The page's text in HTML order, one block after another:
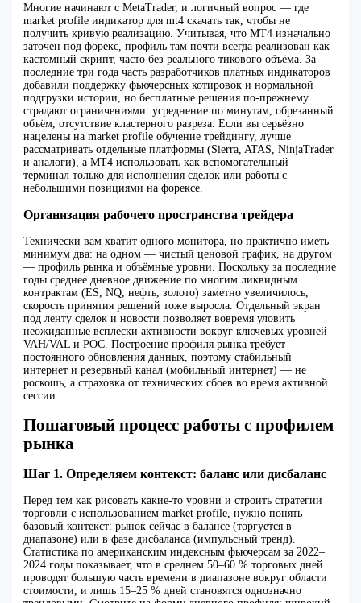
Многие начинают с MetaTrader, и логичный вопрос — где
market profile индикатор для mt4 скачать так, чтобы не
получить кривую реализацию. Учитывая, что MT4 изначально
заточен под форекс, профиль там почти всегда реализован как
кастомный скрипт, часто без реального тикового объёма. За
последние три года часть разработчиков платных индикаторов
добавили поддержку фьючерсных котировок и нормальной
подгрузки истории, но бесплатные решения по‑прежнему
страдают ограничениями: усреднение по минутам, обрезанный
объём, отсутствие кластерного разреза. Если вы серьёзно
нацелены на market profile обучение трейдингу, лучше
рассматривать отдельные платформы (Sierra, ATAS, NinjaTrader
и аналоги), а MT4 использовать как вспомогательный
терминал только для исполнения сделок или работы с
небольшими позициями на форексе.
Организация рабочего пространства трейдера
Технически вам хватит одного монитора, но практично иметь
минимум два: на одном — чистый ценовой график, на другом
— профиль рынка и объёмные уровни. Поскольку за последние
годы среднее дневное движение по многим ликвидным
контрактам (ES, NQ, нефть, золото) заметно увеличилось,
скорость принятия решений тоже выросла. Отдельный экран
под ленту сделок и новости позволяет вовремя уловить
неожиданные всплески активности вокруг ключевых уровней
VAH/VAL и POC. Построение профиля рынка требует
постоянного обновления данных, поэтому стабильный
интернет и резервный канал (мобильный интернет) — не
роскошь, а страховка от технических сбоев во время активной
сессии.
Пошаговый процесс работы с профилем
рынка
Шаг 1. Определяем контекст: баланс или дисбаланс
Перед тем как рисовать какие‑то уровни и строить стратегии
торговли с использованием market profile, нужно понять
базовый контекст: рынок сейчас в балансе (торгуется в
диапазоне) или в фазе дисбаланса (импульсный тренд).
Статистика по американским индексным фьючерсам за 2022–
2024 годы показывает, что в среднем 50–60 % торговых дней
проводят большую часть времени в диапазоне вокруг области
стоимости, и лишь 15–25 % дней становятся однозначно